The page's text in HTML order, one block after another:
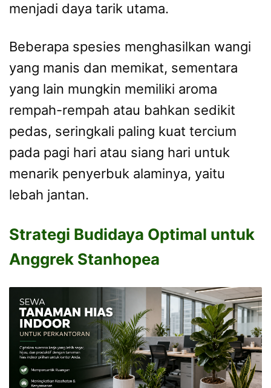
menjadi daya tarik utama.
Beberapa spesies menghasilkan wangi
yang manis dan memikat, sementara
yang lain mungkin memiliki aroma
rempah-rempah atau bahkan sedikit
pedas, seringkali paling kuat tercium
pada pagi hari atau siang hari untuk
menarik penyerbuk alaminya, yaitu
lebah jantan.
Strategi Budidaya Optimal untuk
Anggrek Stanhopea